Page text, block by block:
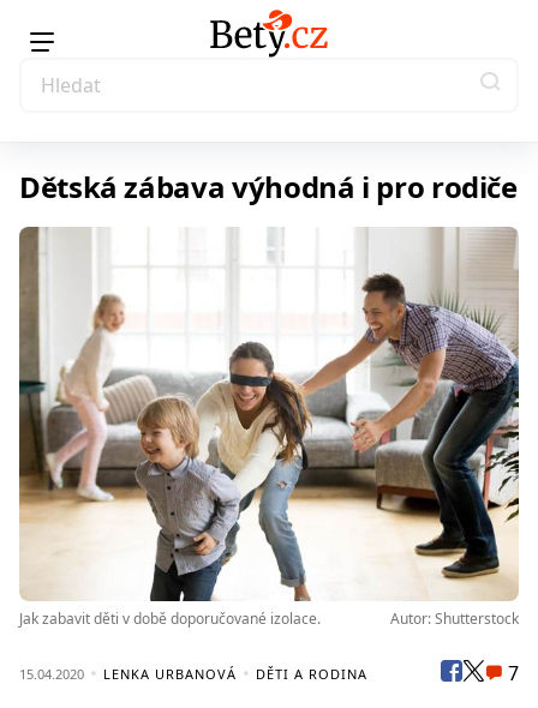
Dětská zábava výhodná i pro rodiče
Jak zabavit děti v době doporučované izolace. Autor: Shutterstock
15.04.2020 LENKA URBANOVÁ DĚTI A RODINA 7